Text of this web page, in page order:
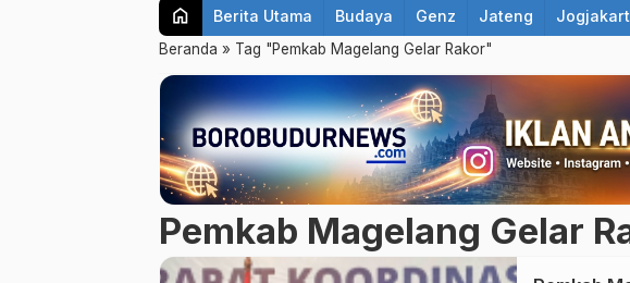
home Berita Utama Budaya Genz Jateng
Beranda » Tag "Pemkab Magelang Gelar Rakor"
Pemkab Magelang Gelar